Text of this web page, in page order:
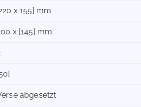
x 155] mm
x [145] mm
abgesetzt